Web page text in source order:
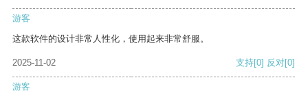
游客
这款软件的设计非常人性化，使用起来非常舒服。
2025-11-02 支持[0] 反对[0]
游客